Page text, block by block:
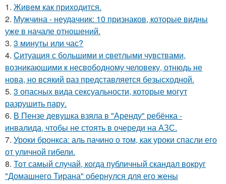
1. Живeм как приходится.
2. Мужчина - неудачник: 10 признаков, которые видны
уже в начале отношений.
3. 3 минуты или час?
4. Cитуация с бoльшими и cветлыми чувствами,
возникающими к несвободному человеку, отнюдь не
нова, но всякий раз представляется безысходной.
5. 3 опасных вида сексуальности, которые могут
разрушить пару.
6. В Пензе девушка взяла в "Аренду" ребёнка -
инвалида, чтобы не стоять в очереди на АЗС.
7. Уроки бронкса: аль пачино о том, как уроки спасли его
от уличной гибели.
8. Тот самый случай, когда публичный скандал вокруг
"Домашнего Тирана" обернулся для его жены